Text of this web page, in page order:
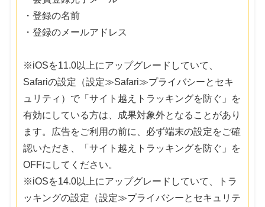
・登録の名前
・登録のメールアドレス
※iOSを11.0以上にアップグレードしていて、
Safariの設定（設定≫Safari≫プライバシーとセキ
ュリティ）で「サイト越えトラッキングを防ぐ」を
有効にしている方は、成果対象外となることがあり
ます。広告をご利用の前に、必ず端末の設定をご確
認いただき、「サイト越えトラッキングを防ぐ」を
OFFにしてください。
※iOSを14.0以上にアップグレードしていて、トラ
ッキングの設定（設定≫プライバシーとセキュリテ